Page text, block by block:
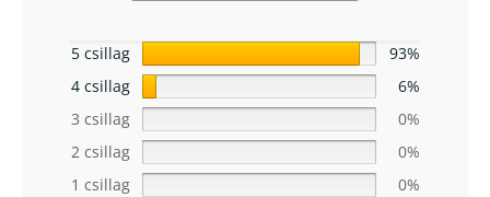
5 csillag
93%
4 csillag
6%
3 csillag
0%
2 csillag
0%
1 csillag
0%